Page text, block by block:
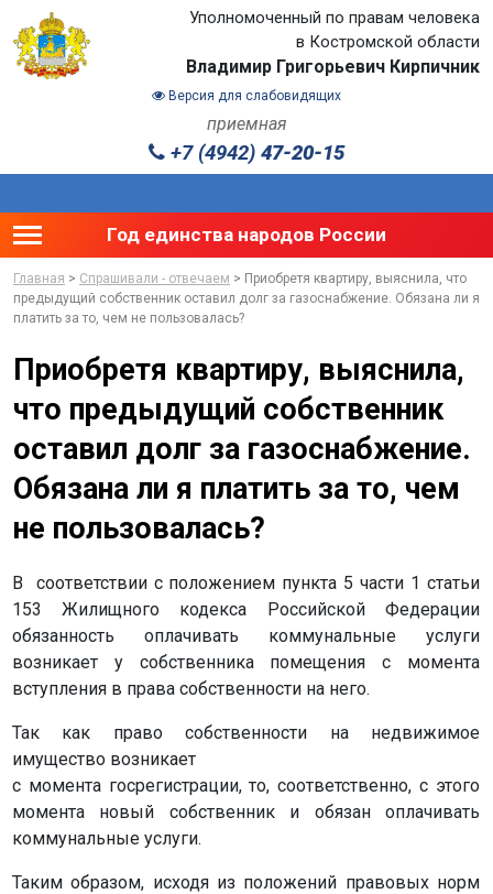
Уполномоченный по правам человека
в Костромской области
Владимир Григорьевич Кирпичник
Версия для слабовидящих
приемная
+7 (4942) 47-20-15
Toggle main menu visibility
Год единства народов России
Главная > Спрашивали - отвечаем > Приобретя квартиру, выяснила, что
предыдущий собственник оставил долг за газоснабжение. Обязана ли я
платить за то, чем не пользовалась?
Приобретя квартиру, выяснила,
что предыдущий собственник
оставил долг за газоснабжение.
Обязана ли я платить за то, чем
не пользовалась?
В соответствии с положением пункта 5 части 1 статьи
153 Жилищного кодекса Российс­кой Федерации
обязанность оплачивать коммунальные услуги
возникает у собственника помещения с момента
вступления в права собственности на него.
Так как право собственности на недвижимое
имущество возникает
с момента госрегистрации, то, соответственно, с этого
момента новый собственник и обязан оплачивать
коммунальные услуги.
Таким образом, исходя из положений правовых норм